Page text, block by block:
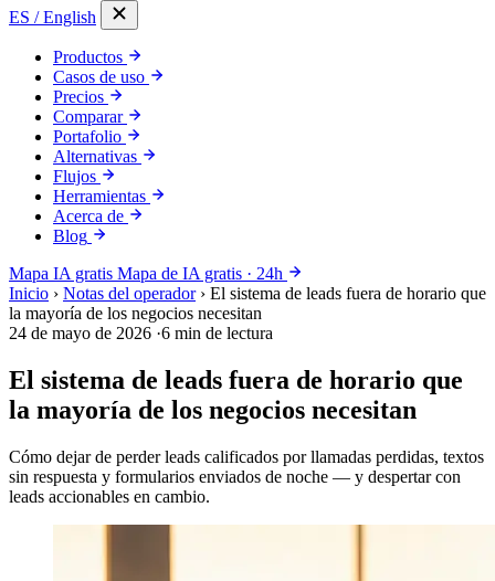
ES / English
Productos
Casos de uso
Precios
Comparar
Portafolio
Alternativas
Flujos
Herramientas
Acerca de
Blog
Mapa IA gratis Mapa de IA gratis · 24h
Inicio › Notas del operador › El sistema de leads fuera de horario que
la mayoría de los negocios necesitan
24 de mayo de 2026 ·6 min de lectura
El sistema de leads fuera de horario que
la mayoría de los negocios necesitan
Cómo dejar de perder leads calificados por llamadas perdidas, textos
sin respuesta y formularios enviados de noche — y despertar con
leads accionables en cambio.